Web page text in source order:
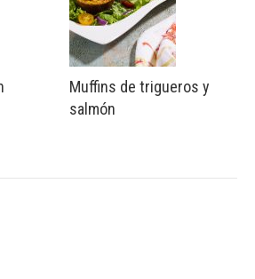
Muffins de trigueros y
salmón